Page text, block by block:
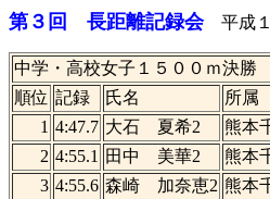
第３回 長距離記録会平成１
中学・高校女子１５００ｍ決勝
順位 記録 氏名 所属
1 4:47.7 大石 夏希2 熊本
2 4:55.1 田中 美華2 熊本
3 4:55.6 森崎 加奈恵2 熊本